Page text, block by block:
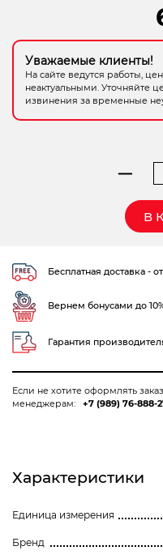
Уважаемые клиенты!
На сайте ведутся работы,
неактуальными. Уточняйте
извинения за временные
В
Бесплатная доставка -
Вернем бонусами до
Гарантия
Если не хотите оформлять
менеджерам:
+7 (989) 76-888-
Характеристики
Единица измерения
Бренд